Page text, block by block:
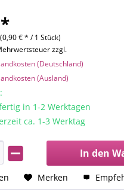
€ * / 1 Stück)
zzgl.
(Deutschland)
(Ausland)
in 1-2 Werktagen
ca. 1-3 Werktag
In den
Merken